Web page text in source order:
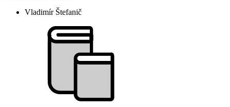
Vladimír Štefanič